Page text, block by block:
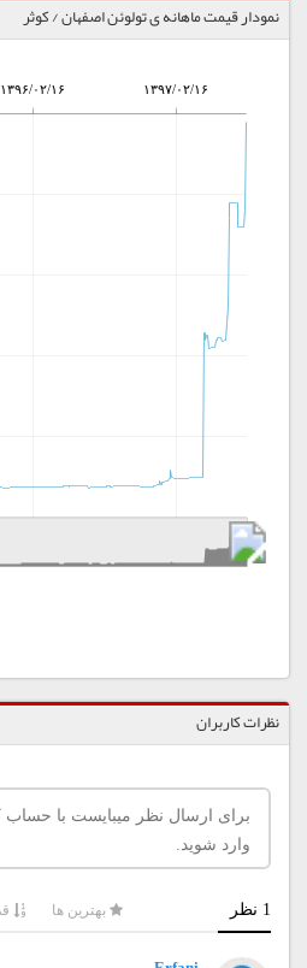
نمودار قیمت ماهانه ی تولوئن اصفهان / کوثر
۱۳۹۶/۰۲/۱۶ ۱۳۹۷/۰۲/۱۶
نظرات کاربران